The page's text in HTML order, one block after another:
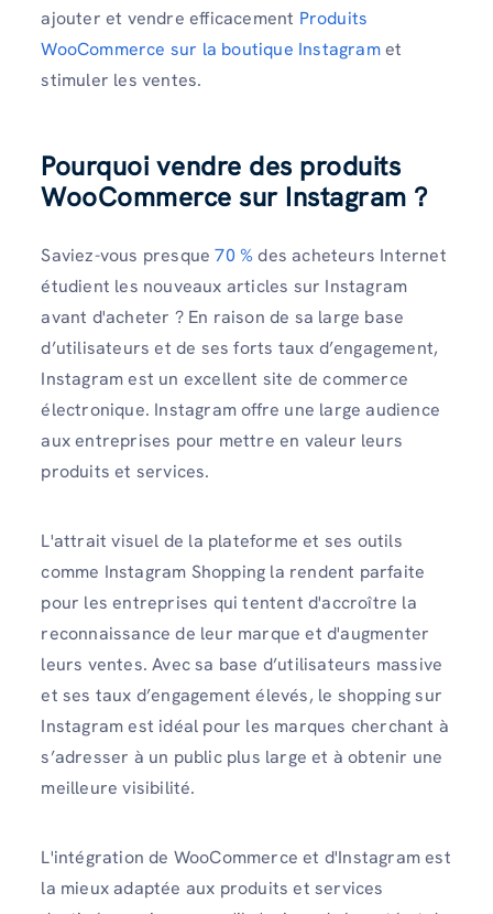
ajouter et vendre efficacement Produits
WooCommerce sur la boutique Instagramet
stimuler les ventes.
Pourquoi vendre des produits
WooCommerce sur Instagram ?
Saviez-vous presque70 % des acheteurs Internet
étudient les nouveaux articles sur Instagram
avant d'acheter ? En raison de sa large base
d’utilisateurs et de ses forts taux d’engagement,
Instagram est un excellent site de commerce
électronique. Instagram offre une large audience
aux entreprises pour mettre en valeur leurs
produits et services.
L'attrait visuel de la plateforme et ses outils
comme Instagram Shopping la rendent parfaite
pour les entreprises qui tentent d'accroître la
reconnaissance de leur marque et d'augmenter
leurs ventes. Avec sa base d’utilisateurs massive
et ses taux d’engagement élevés, le shopping sur
Instagram est idéal pour les marques cherchant à
s’adresser à un public plus large et à obtenir une
meilleure visibilité.
L'intégration de WooCommerce et d'Instagram est
la mieux adaptée aux produits et services